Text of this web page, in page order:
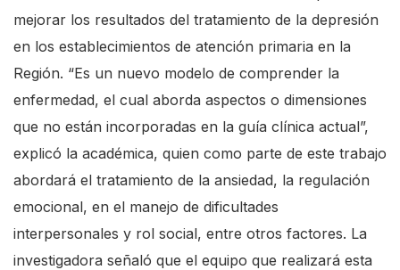
mejorar los resultados del tratamiento de la depresión
en los establecimientos de atención primaria en la
Región. “Es un nuevo modelo de comprender la
enfermedad, el cual aborda aspectos o dimensiones
que no están incorporadas en la guía clínica actual”,
explicó la académica, quien como parte de este trabajo
abordará el tratamiento de la ansiedad, la regulación
emocional, en el manejo de dificultades
interpersonales y rol social, entre otros factores. La
investigadora señaló que el equipo que realizará esta